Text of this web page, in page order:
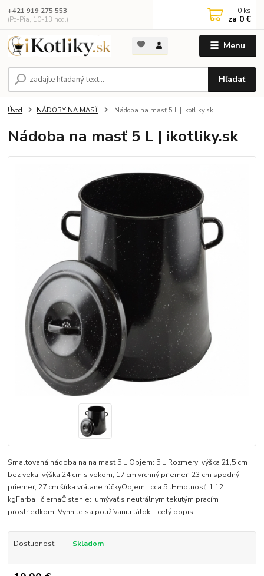
Menu
Hľadať
+421 919 275 553
(Po-Pia, 10-13 hod.)
0 ks
za 0 €
Úvod NÁDOBY NA MASŤ Nádoba na masť 5 L | ikotliky.sk
Nádoba na masť 5 L | ikotliky.sk
Smaltovaná nádoba na na masť 5 L Objem: 5 L Rozmery: výška 21,5 cm
bez veka, výška 24 cm s vekom, 17 cm vrchný priemer, 23 cm spodný
priemer, 27 cm šírka vrátane rúčkyObjem: cca 5 lHmotnosť: 1,12
kgFarba : čiernaČistenie: umývať s neutrálnym tekutým pracím
prostriedkom! Vyhnite sa používaniu látok... celý popis
Dostupnosť Skladom